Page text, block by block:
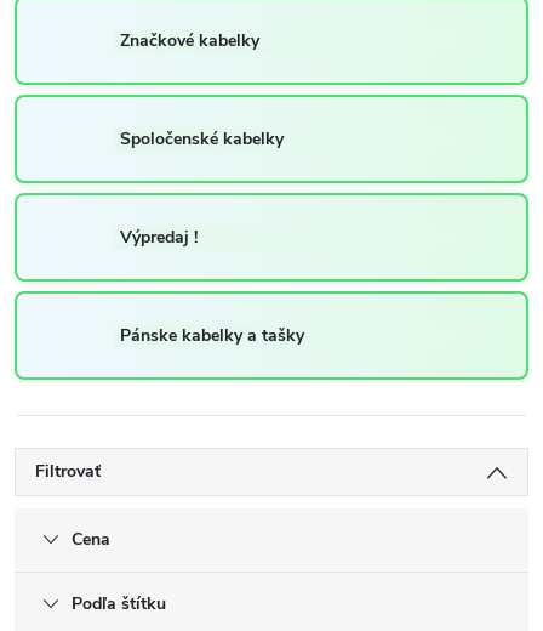
Značkové kabelky
Spoločenské kabelky
Výpredaj !
Pánske kabelky a tašky
Filtrovať
Cena
Podľa štítku